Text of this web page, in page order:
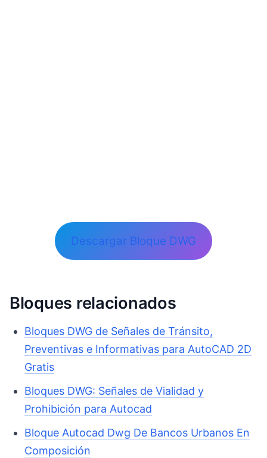
Descargar Bloque DWG
Bloques relacionados
Bloques DWG de Señales de Tránsito,
Preventivas e Informativas para AutoCAD 2D
Gratis
Bloques DWG: Señales de Vialidad y
Prohibición para Autocad
Bloque Autocad Dwg De Bancos Urbanos En
Composición